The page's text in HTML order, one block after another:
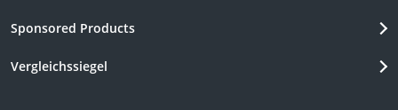
Sponsored Products
Vergleichssiegel